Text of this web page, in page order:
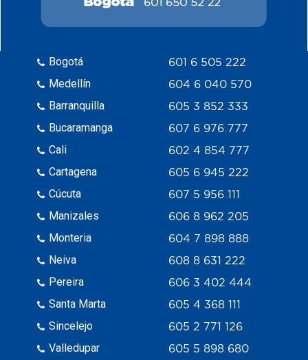
Bogotá
Medellín
Barranquilla
Bucaramanga
Cali
Cartagena
Cúcuta
Manizales
Monteria
Neiva
Pereira
Santa Marta
Sincelejo
Valledupar
601 6 505 222
604 6 040 570
605 3 852 333
607 6 976 777
602 4 854 777
605 6 945 222
607 5 956 111
606 8 962 205
604 7 898 888
608 8 631 222
606 3 402 444
605 4 368 111
605 2 771 126
605 5 898 680